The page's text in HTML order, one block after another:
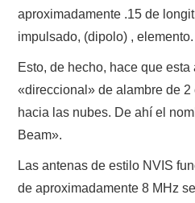
MORSE CW APRENDE Y MAS
NUESTRAS ACTIVIDADES !
PLAN DE BANDAS DE
aproximadamente .15 de
impulsado, (dipolo) , elemento.
Esto, de hecho, hace que
«direccional» de alambre de
hacia las nubes. De ahí el
Beam».
Las antenas de estilo NVIS
de aproximadamente 8 MHz